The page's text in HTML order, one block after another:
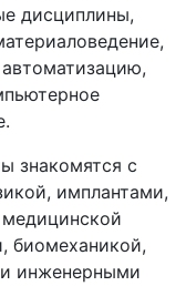
дисциплины,
автоматизацию,
знакомятся с
имплантами,
биомеханикой,
инженерными